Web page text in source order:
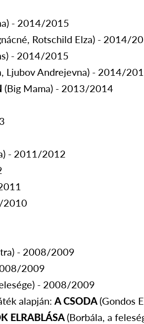
- 2014/2015
Rotschild Elza) - 2014/
- 2014/2015
Ljubov Andrejevna) - 2014/
(Big Mama) - 2013/2014
- 2011/2012
2010
- 2008/2009
2009
- 2008/2009
alapján: A CSODA (Gondos
ELRABLÁSA (Borbála, a